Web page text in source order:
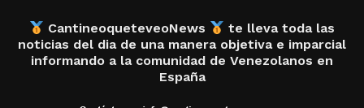
CantineoqueteveoNews
te lleva toda las
noticias del dia de una manera objetiva e imparcial
informando a la comunidad de Venezolanos en
España